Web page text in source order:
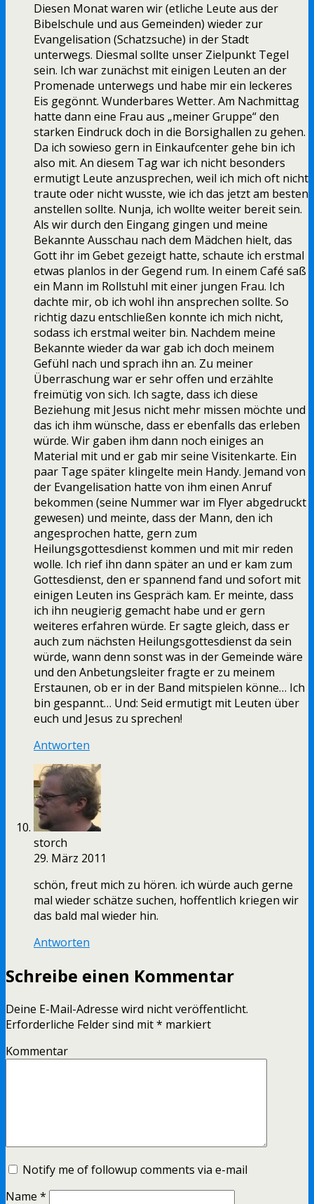
Diesen Monat waren wir (etliche Leute aus der
Bibelschule und aus Gemeinden) wieder zur
Evangelisation (Schatzsuche) in der Stadt
unterwegs. Diesmal sollte unser Zielpunkt Tegel
sein. Ich war zunächst mit einigen Leuten an der
Promenade unterwegs und habe mir ein leckeres
Eis gegönnt. Wunderbares Wetter. Am Nachmittag
hatte dann eine Frau aus „meiner Gruppe“ den
starken Eindruck doch in die Borsighallen zu gehen.
Da ich sowieso gern in Einkaufcenter gehe bin ich
also mit. An diesem Tag war ich nicht besonders
ermutigt Leute anzusprechen, weil ich mich oft nicht
traute oder nicht wusste, wie ich das jetzt am besten
anstellen sollte. Nunja, ich wollte weiter bereit sein.
Als wir durch den Eingang gingen und meine
Bekannte Ausschau nach dem Mädchen hielt, das
Gott ihr im Gebet gezeigt hatte, schaute ich erstmal
etwas planlos in der Gegend rum. In einem Café saß
ein Mann im Rollstuhl mit einer jungen Frau. Ich
dachte mir, ob ich wohl ihn ansprechen sollte. So
richtig dazu entschließen konnte ich mich nicht,
sodass ich erstmal weiter bin. Nachdem meine
Bekannte wieder da war gab ich doch meinem
Gefühl nach und sprach ihn an. Zu meiner
Überraschung war er sehr offen und erzählte
freimütig von sich. Ich sagte, dass ich diese
Beziehung mit Jesus nicht mehr missen möchte und
das ich ihm wünsche, dass er ebenfalls das erleben
würde. Wir gaben ihm dann noch einiges an
Material mit und er gab mir seine Visitenkarte. Ein
paar Tage später klingelte mein Handy. Jemand von
der Evangelisation hatte von ihm einen Anruf
bekommen (seine Nummer war im Flyer abgedruckt
gewesen) und meinte, dass der Mann, den ich
angesprochen hatte, gern zum
Heilungsgottesdienst kommen und mit mir reden
wolle. Ich rief ihn dann später an und er kam zum
Gottesdienst, den er spannend fand und sofort mit
einigen Leuten ins Gespräch kam. Er meinte, dass
ich ihn neugierig gemacht habe und er gern
weiteres erfahren würde. Er sagte gleich, dass er
auch zum nächsten Heilungsgottesdienst da sein
würde, wann denn sonst was in der Gemeinde wäre
und den Anbetungsleiter fragte er zu meinem
Erstaunen, ob er in der Band mitspielen könne… Ich
bin gespannt… Und: Seid ermutigt mit Leuten über
euch und Jesus zu sprechen!
Antworten
storch
29. März 2011
schön, freut mich zu hören. ich würde auch gerne
mal wieder schätze suchen, hoffentlich kriegen wir
das bald mal wieder hin.
Antworten
Schreibe einen Kommentar
Deine E-Mail-Adresse wird nicht veröffentlicht.
Erforderliche Felder sind mit* markiert
Kommentar
Notify me of followup comments via e-mail
Name *